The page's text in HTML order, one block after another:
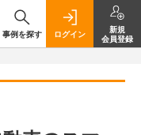
事例を探す ログイン
新規
会員登録